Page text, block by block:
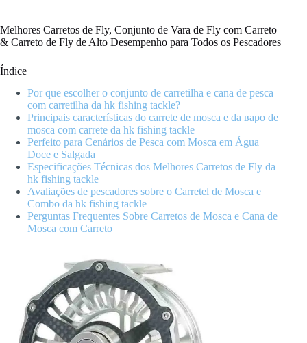
Melhores Carretos de Fly, Conjunto de Vara de Fly com Carreto
& Carreto de Fly de Alto Desempenho para Todos os Pescadores
Índice
Por que escolher o conjunto de carretilha e cana de pesca
com carretilha da hk fishing tackle?
Principais características do carrete de mosca e da варо de
mosca com carrete da hk fishing tackle
Perfeito para Cenários de Pesca com Mosca em Água
Doce e Salgada
Especificações Técnicas dos Melhores Carretos de Fly da
hk fishing tackle
Avaliações de pescadores sobre o Carretel de Mosca e
Combo da hk fishing tackle
Perguntas Frequentes Sobre Carretos de Mosca e Cana de
Mosca com Carreto